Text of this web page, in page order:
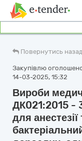
Повернутись назад
Закупівлю
14-03-2025, 15:32
Вироби
ДК021:2015 -
для